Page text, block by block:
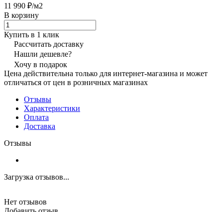
11 990 ₽/м2
В корзину
Купить в 1 клик
Рассчитать доставку
Нашли дешевле?
Хочу в подарок
Цена действительна только для интернет-магазина и может
отличаться от цен в розничных магазинах
Отзывы
Характеристики
Оплата
Доставка
Отзывы
Загрузка отзывов...
Нет отзывов